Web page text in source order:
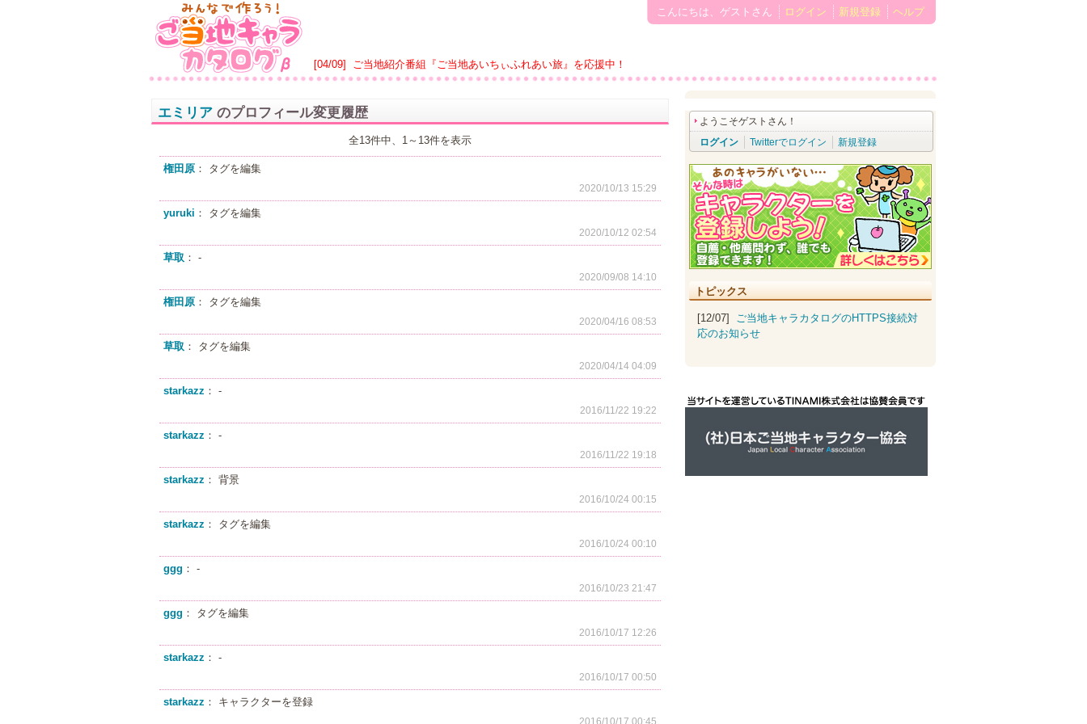
[04/09] ご当地紹介番組『ご当地あいちぃふれあい旅』を応援中！
こんにちは、ゲストさん ログイン 新規登録 ヘルプ
エミリア のプロフィール変更履歴
全13件中、1～13件を表示
権田原 ： タグを編集
2020/10/13 15:29
yuruki ： タグを編集
2020/10/12 02:54
草取 ： -
2020/09/08 14:10
権田原 ： タグを編集
2020/04/16 08:53
草取 ： タグを編集
2020/04/14 04:09
starkazz ： -
2016/11/22 19:22
starkazz ： -
2016/11/22 19:18
starkazz ： 背景
2016/10/24 00:15
starkazz ： タグを編集
2016/10/24 00:10
ggg ： -
2016/10/23 21:47
ggg ： タグを編集
2016/10/17 12:26
starkazz ： -
2016/10/17 00:50
starkazz ： キャラクターを登録
2016/10/17 00:45
ようこそゲストさん！
ログイン
Twitterでログイン 新規登録
トピックス
[12/07] ご当地キャラカタログのHTTPS接続対
応のお知らせ